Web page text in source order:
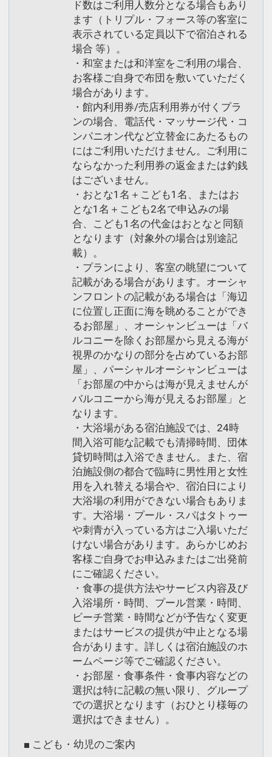
ド数はご利用人数分となる場合もあり
ます（トリプル・フォース等の客室に
表示されている定員以下で宿泊される
場合 等）。
・和室または和洋室をご利用の場合、
お客様ご自身で布団を敷いていただく
場合があります。
・館内利用券/売店利用券が付くプラ
ンの場合、電話代・マッサージ代・コ
ンパニオン代など立替金にあたるもの
にはご利用いただけません。ご利用に
ならなかった利用券の返金または釣銭
はございません。
・おとな1名＋こども1名、またはお
とな1名＋こども2名で申込みの場
合、こども1名の代金はおとなと同額
となります（対象外の場合は別途記
載）。
・プランにより、客室の眺望について
記載がある場合があります。オーシャ
ンフロントの記載がある場合は「海辺
に位置し正面に海を眺めることができ
るお部屋」、オーシャンビューは「バ
ルコニーを除くお部屋から見える海が
視界のかなりの部分を占めているお部
屋」、パーシャルオーシャンビューは
「お部屋の中からは海が見えませんが
バルコニーから海が見えるお部屋」と
なります。
・大浴場がある宿泊施設では、24時
間入浴可能な記載でも清掃時間、団体
貸切時間は入浴できません。また、宿
泊施設側の都合で臨時に男性用と女性
用を入れ替える場合や、宿泊日により
大浴場の利用ができない場合もありま
す。大浴場・プール・スパはタトゥー
や刺青が入っている方はご入場いただ
けない場合があります。あらかじめお
客様ご自身でお申込みまたはご出発前
にご確認ください。
・食事の提供方法やサービス内容及び
入浴場所・時間、プール営業・時間、
ビーチ営業・時間などが予告なく変更
またはサービスの提供が中止となる場
合があります。詳しくは宿泊施設のホ
ームページ等でご確認ください。
・お部屋・食事条件・食事内容などの
選択は特に記載の無い限り、グループ
での選択となります（おひとり様毎の
選択はできません）。
■ こども・幼児のご案内